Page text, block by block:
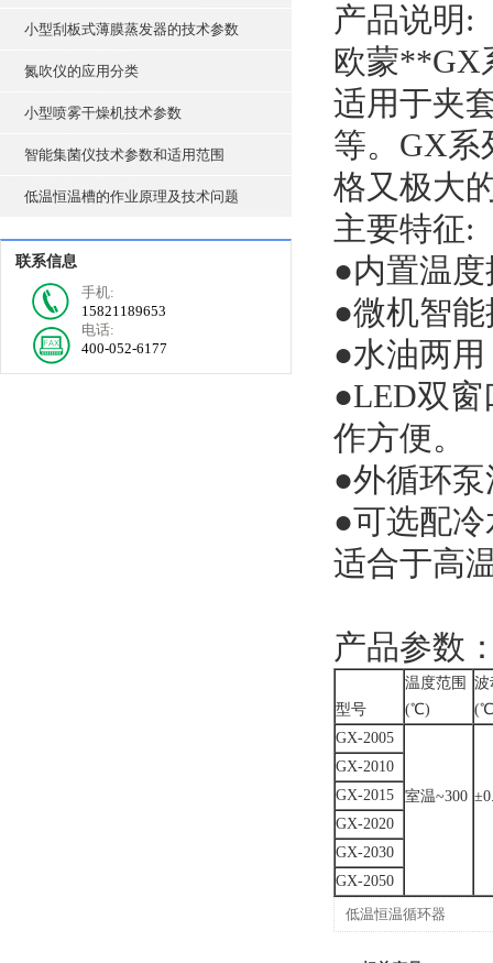
小型刮板式薄膜蒸发器的技术参数
氮吹仪的应用分类
小型喷雾干燥机技术参数
智能集菌仪技术参数和适用范围
低温恒温槽的作业原理及技术问题
联系信息
手机:
15821189653
电话:
400-052-6177
产品说明:
欧蒙**GX
适用于夹
等。GX系
格又极大
主要特征:
●内置温
●微机智
●水油两
●LED双
作方便。
●外循环
●可选配
适合于高
产品参数
型号
温度范围
(℃)
波
GX-2005
室温~300
GX-2010
GX-2015
GX-2020
GX-2030
GX-2050
低温恒温循环器